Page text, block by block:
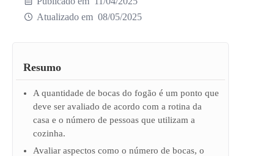
08/05/2025
Resumo
A quantidade de bocas do fogão é um ponto que
deve ser avaliado de acordo com a rotina da
casa e o número de pessoas que utilizam a
cozinha.
Avaliar aspectos como o número de bocas, o